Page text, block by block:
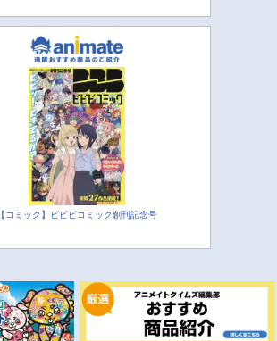
【コミック】ビビビコミック創刊記念号